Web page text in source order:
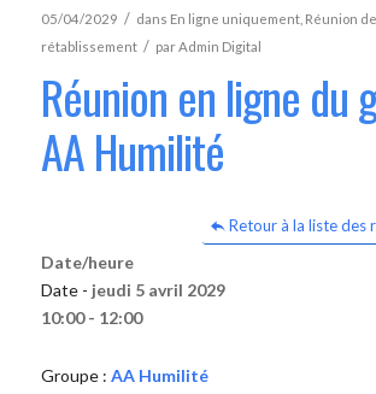
05/04/2029 / dans En ligne uniquement, Réunion de
rétablissement / parAdmin Digital
Réunion en ligne du
AA Humilité
Retour à la liste des
Date/heure
Date - jeudi 5 avril 2029
10:00 - 12:00
Groupe : AA Humilité